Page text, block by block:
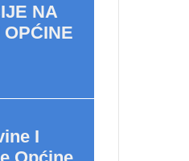
NA
I
Općine